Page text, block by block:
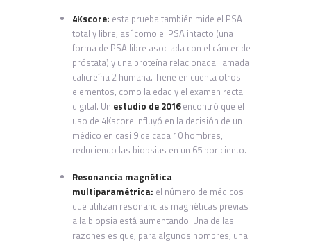
4Kscore: esta prueba también mide el PSA
total y libre, así como el PSA intacto (una
forma de PSA libre asociada con el cáncer de
próstata) y una proteína relacionada llamada
calicreína 2 humana. Tiene en cuenta otros
elementos, como la edad y el examen rectal
digital. Un estudio de 2016encontró que el
uso de 4Kscore influyó en la decisión de un
médico en casi 9 de cada 10 hombres,
reduciendo las biopsias en un 65 por ciento.
Resonancia magnética
multiparamétrica: el número de médicos
que utilizan resonancias magnéticas previas
a la biopsia está aumentando. Una de las
razones es que, para algunos hombres, una